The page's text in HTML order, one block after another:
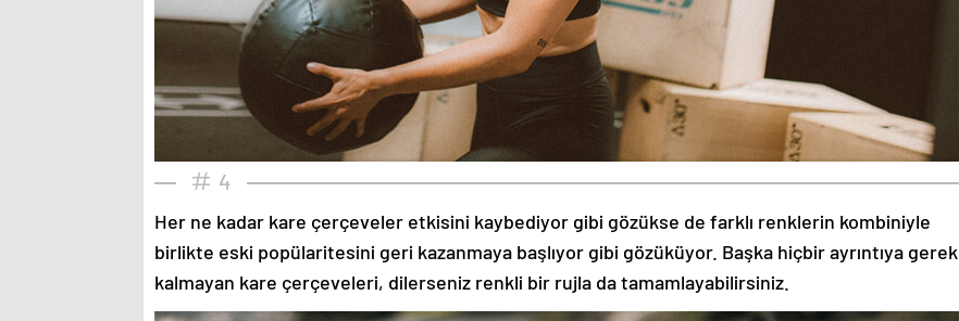
4
Her ne kadar kare çerçeveler etkisini kaybediyor gibi gözükse de farklı renklerin kombiniyle
birlikte eski popülaritesini geri kazanmaya başlıyor gibi gözüküyor. Başka hiçbir ayrıntıya gerek
kalmayan kare çerçeveleri, dilerseniz renkli bir rujla da tamamlayabilirsiniz.